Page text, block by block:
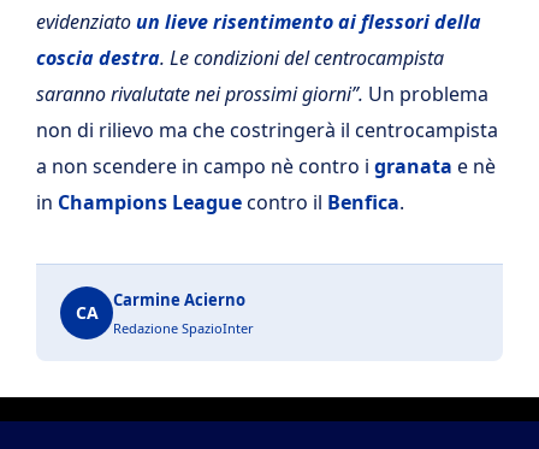
evidenziatoun lieve risentimento ai flessori della
coscia destra. Le condizioni del centrocampista
saranno rivalutate nei prossimi giorni”. Un problema
non di rilievo ma che costringerà il centrocampista
a non scendere in campo nè contro i granata e nè
in Champions Leaguecontro il Benfica.
CA
Carmine Acierno
Redazione SpazioInter